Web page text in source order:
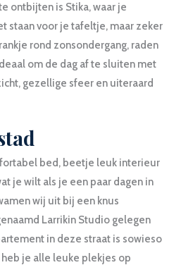
ontbijten is Stika, waar je
staan voor je tafeltje, maar zeker
rond zonsondergang, raden
om de dag af te sluiten met
gezellige sfeer en uiteraard
bed, beetje leuk interieur
je wilt als je een paar dagen in
wij uit bij een knus
Larrikin Studio gelegen
in deze straat is sowieso
je alle leuke plekjes op